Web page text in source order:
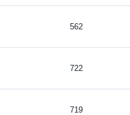
562
722
719